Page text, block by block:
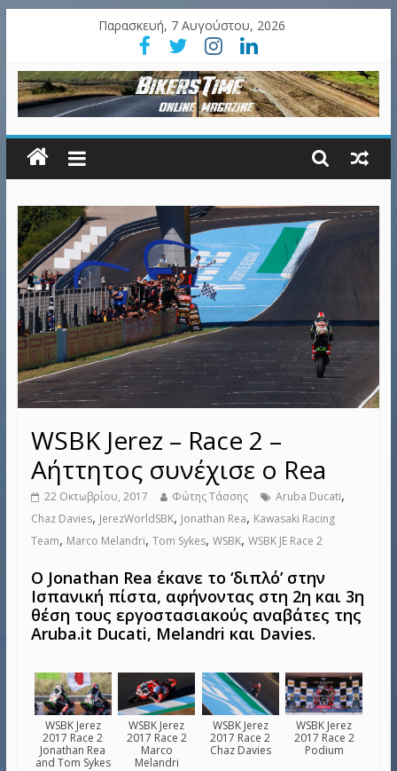
Παρασκευή, 7 Αυγούστου, 2026
WSBK Jerez – Race 2 –
Αήττητος συνέχισε ο Rea
22 Οκτωβρίου, 2017 Φώτης Τάσσης Aruba Ducati,
Chaz Davies, JerezWorldSBK, Jonathan Rea, Kawasaki Racing
Team, Marco Melandri, Tom Sykes, WSBK, WSBK JE Race 2
Ο Jonathan Rea έκανε το ‘διπλό’ στην
Ισπανική πίστα, αφήνοντας στη 2η και 3η
θέση τους εργοστασιακούς αναβάτες της
Aruba.it Ducati, Melandri και Davies.
WSBK Jerez
2017 Race 2
Jonathan Rea
and Tom Sykes
WSBK Jerez
2017 Race 2
Marco
Melandri
WSBK Jerez
2017 Race 2
Chaz Davies
WSBK Jerez
2017 Race 2
Podium